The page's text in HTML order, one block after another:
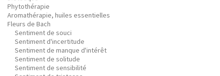
Phytothérapie
Aromathérapie, huiles essentielles
Fleurs de Bach
Sentiment de souci
Sentiment d'incertitude
Sentiment de manque d'intérêt
Sentiment de solitude
Sentiment de sensibilité